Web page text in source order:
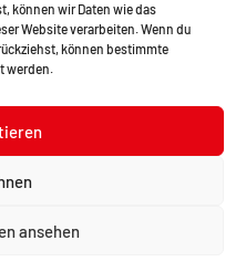
können wir Daten wie das
Website verarbeiten. Wenn du
können bestimmte
werden.
ansehen
Stahl – und Hallenbau
reserved.